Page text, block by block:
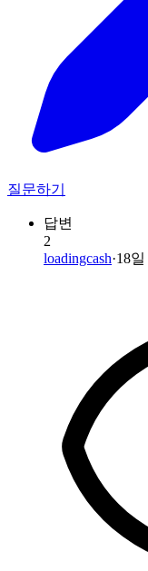
질문하기
답변
2
loadingcash·18일